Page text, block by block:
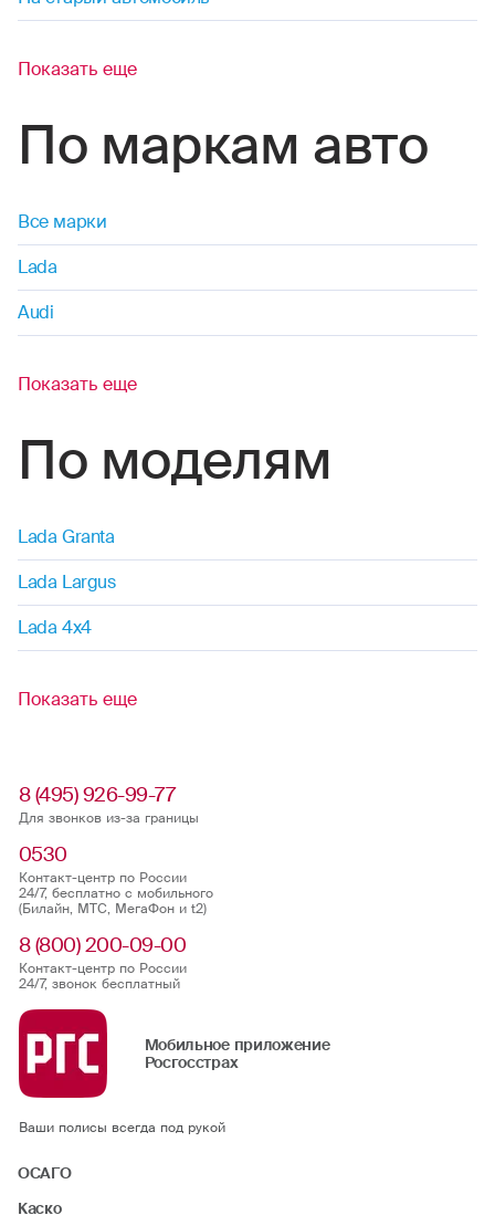
Показать еще
По маркам авто
Все марки
Lada
Audi
Показать еще
По моделям
Lada Granta
Lada Largus
Lada 4x4
Показать еще
8 (495) 926-99-77
Для звонков из-за границы
0530
Контакт-центр по России
24/7, бесплатно с мобильного
(Билайн, МТС, МегаФон и t2)
8 (800) 200-09-00
Контакт-центр по России
24/7, звонок бесплатный
Мобильное приложение
Росгосстрах
Ваши полисы всегда под рукой
ОСАГО
Каско